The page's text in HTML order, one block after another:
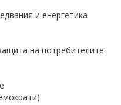
и енергетика
на потребителите